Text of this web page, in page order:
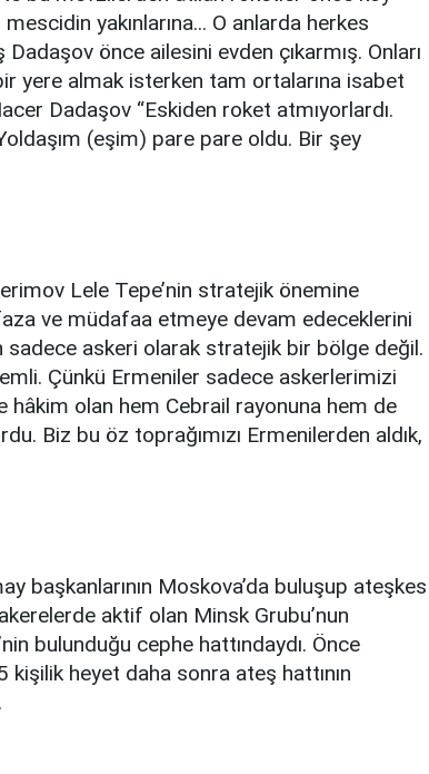
yakınlarına... O anlarda herkes
önce ailesini evden çıkarmış. Onları
yere almak isterken tam ortalarına isabet
Dadaşov “Eskiden roket atmıyorlardı.
(eşim) pare pare oldu. Bir şey
Lele Tepe’nin stratejik önemine
ve müdafaa etmeye devam edeceklerini
askeri olarak stratejik bir bölge değil.
Çünkü Ermeniler sadece askerlerimizi
hâkim olan hem Cebrail rayonuna hem de
Biz bu öz toprağımızı Ermenilerden aldık,
başkanlarının Moskova’da buluşup ateşkes
aktif olan Minsk Grubu’nun
bulunduğu cephe hattındaydı. Önce
heyet daha sonra ateş hattının